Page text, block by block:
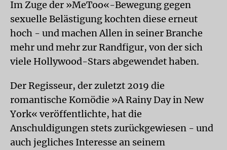
Im Zuge der »MeToo«-Bewegung gegen
sexuelle Belästigung kochten diese erneut
hoch - und machen Allen in seiner Branche
mehr und mehr zur Randfigur, von der sich
viele Hollywood-Stars abgewendet haben.
Der Regisseur, der zuletzt 2019 die
romantische Komödie »A Rainy Day in New
York« veröffentlichte, hat die
Anschuldigungen stets zurückgewiesen - und
auch jegliches Interesse an seinem